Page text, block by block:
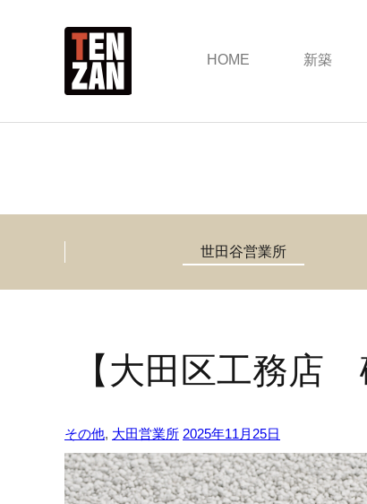
HOME 新築
世田谷営業所
【大田区工務店
その他, 大田営業所 2025年11月25日